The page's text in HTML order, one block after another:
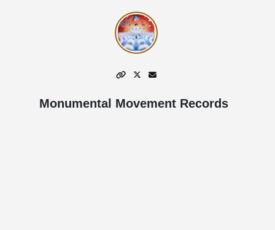
Monumental Movement Records